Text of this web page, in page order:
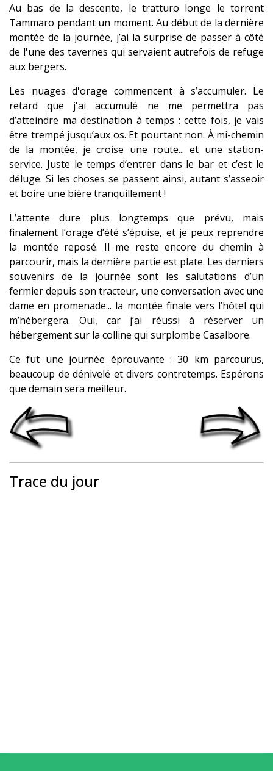
Au bas de la descente, le tratturo longe le torrent
Tammaro pendant un moment. Au début de la dernière
montée de la journée, j’ai la surprise de passer à côté
de l'une des tavernes qui servaient autrefois de refuge
aux bergers.
Les nuages d'orage commencent à s’accumuler. Le
retard que j'ai accumulé ne me permettra pas
d’atteindre ma destination à temps : cette fois, je vais
être trempé jusqu’aux os. Et pourtant non. À mi-chemin
de la montée, je croise une route... et une station-
service. Juste le temps d’entrer dans le bar et c’est le
déluge. Si les choses se passent ainsi, autant s’asseoir
et boire une bière tranquillement !
L’attente dure plus longtemps que prévu, mais
finalement l’orage d’été s’épuise, et je peux reprendre
la montée reposé. Il me reste encore du chemin à
parcourir, mais la dernière partie est plate. Les derniers
souvenirs de la journée sont les salutations d’un
fermier depuis son tracteur, une conversation avec une
dame en promenade... la montée finale vers l’hôtel qui
m’hébergera. Oui, car j’ai réussi à réserver un
hébergement sur la colline qui surplombe Casalbore.
Ce fut une journée éprouvante : 30 km parcourus,
beaucoup de dénivelé et divers contretemps. Espérons
que demain sera meilleur.
Trace du jour